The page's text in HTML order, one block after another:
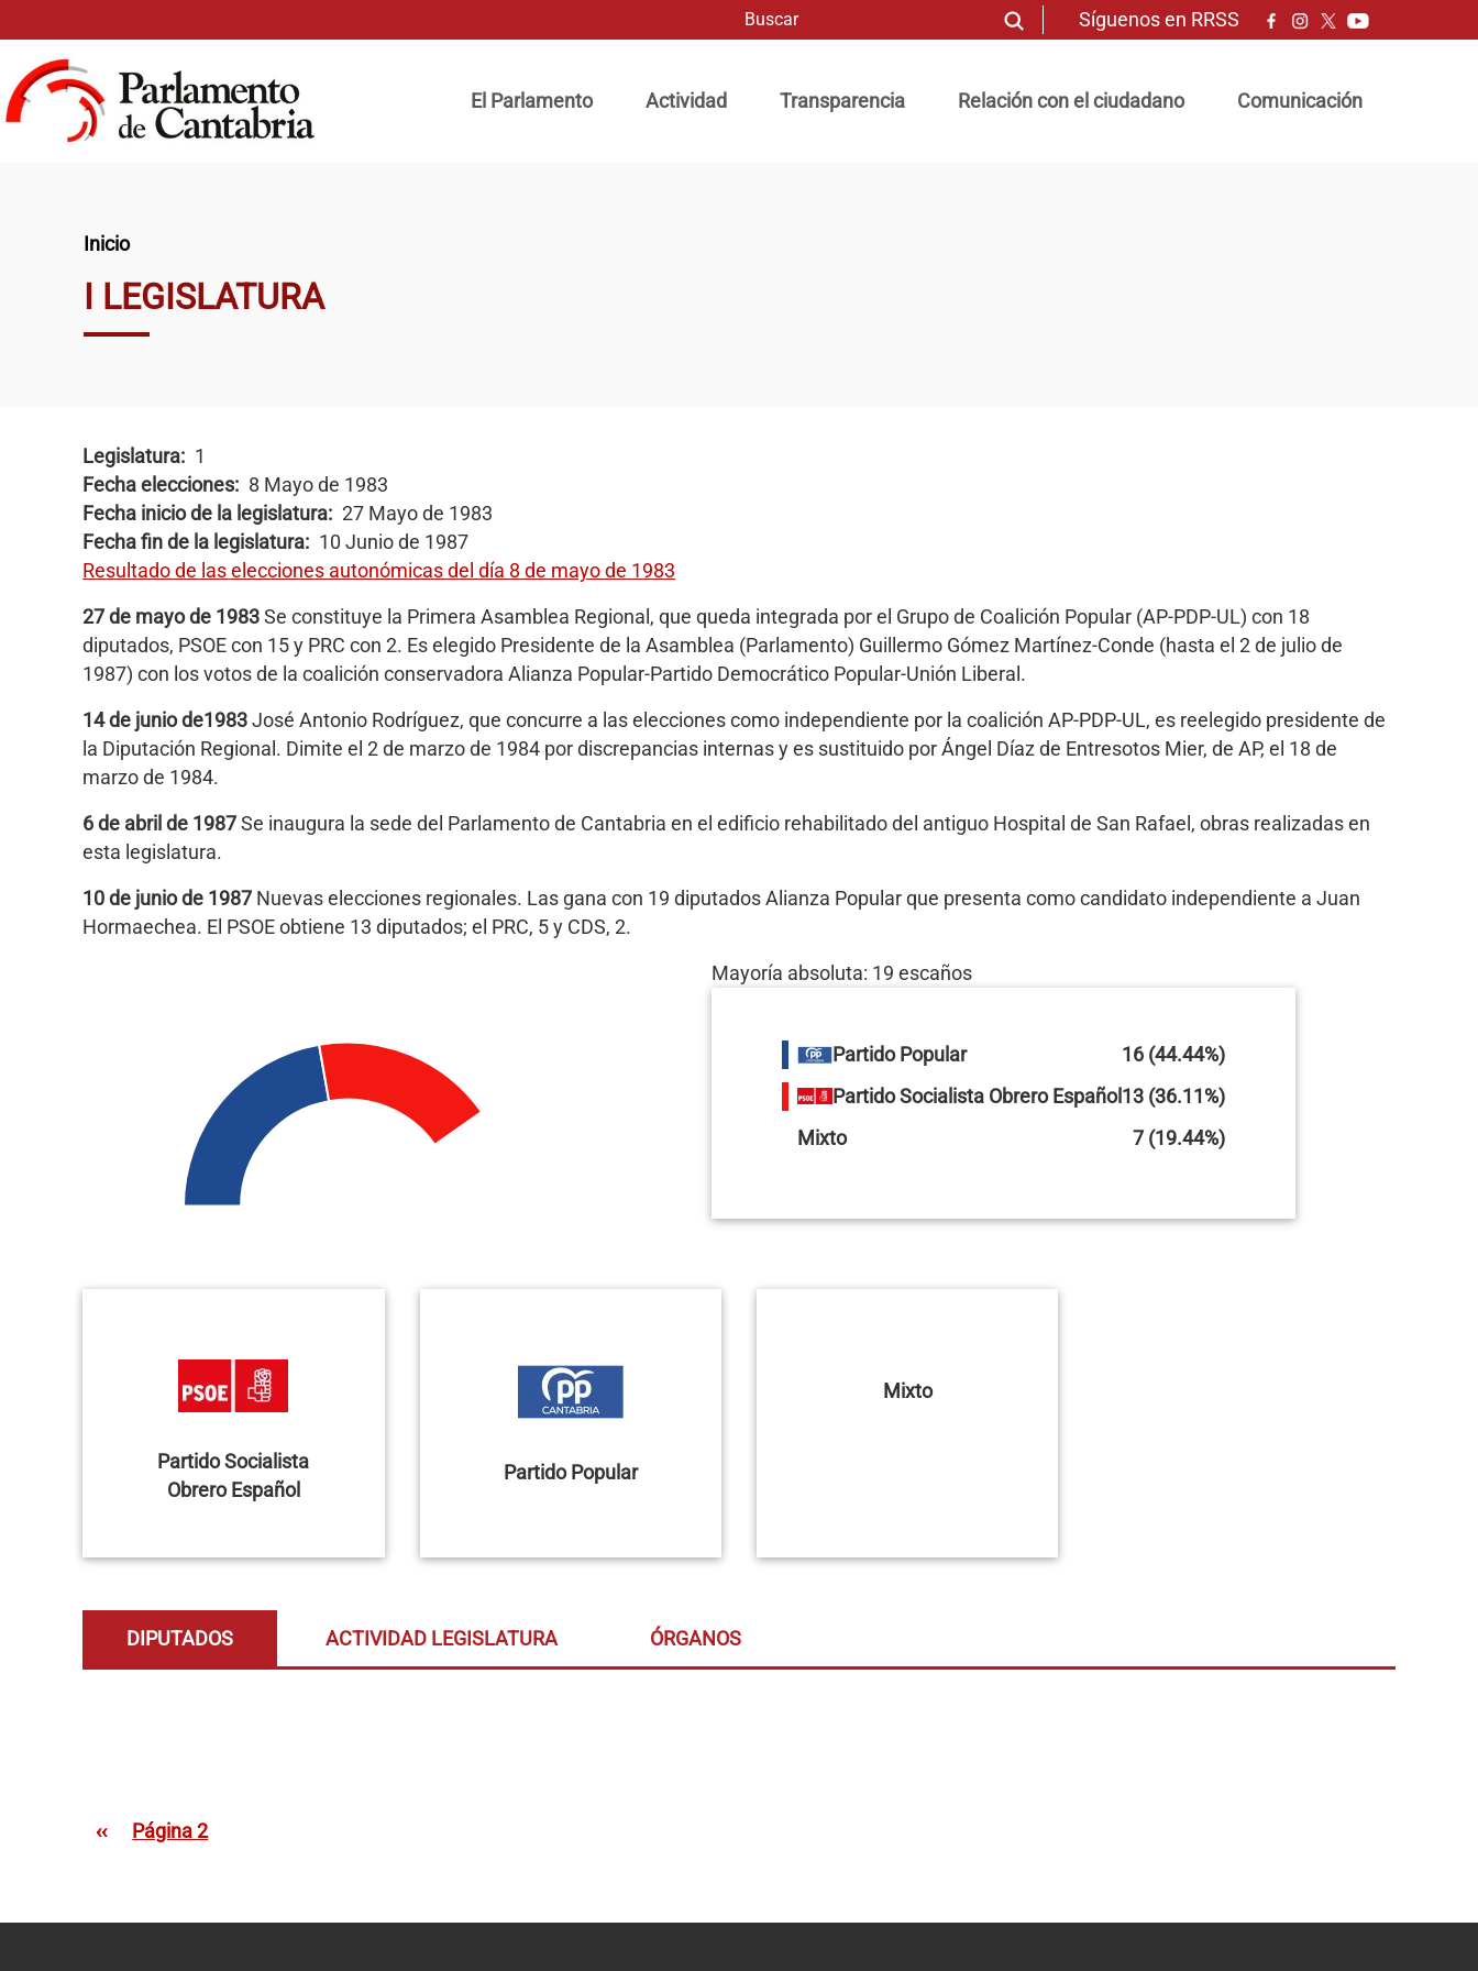
Síguenos en RRSS
El Parlamento
Actividad Transparencia Relación con el ciudadano Comunicación
Ruta de navegación
Inicio
I LEGISLATURA
Legislatura
1
Fecha elecciones
8 Mayo de 1983
Fecha inicio de la legislatura
27 Mayo de 1983
Fecha fin de la legislatura
10 Junio de 1987
Resultado de las elecciones autonómicas del día 8 de mayo de 1983
27 de mayo de 1983 Se constituye la Primera Asamblea Regional, que queda integrada por el Grupo de Coalición Popular (AP-PDP-UL) con 18
diputados, PSOE con 15 y PRC con 2. Es elegido Presidente de la Asamblea (Parlamento) Guillermo Gómez Martínez-Conde (hasta el 2 de julio de
1987) con los votos de la coalición conservadora Alianza Popular-Partido Democrático Popular-Unión Liberal.
14 de junio de1983 José Antonio Rodríguez, que concurre a las elecciones como independiente por la coalición AP-PDP-UL, es reelegido presidente de
la Diputación Regional. Dimite el 2 de marzo de 1984 por discrepancias internas y es sustituido por Ángel Díaz de Entresotos Mier, de AP, el 18 de
marzo de 1984.
6 de abril de 1987 Se inaugura la sede del Parlamento de Cantabria en el edificio rehabilitado del antiguo Hospital de San Rafael, obras realizadas en
esta legislatura.
10 de junio de 1987 Nuevas elecciones regionales. Las gana con 19 diputados Alianza Popular que presenta como candidato independiente a Juan
Hormaechea. El PSOE obtiene 13 diputados; el PRC, 5 y CDS, 2.
Mayoría absoluta: 19 escaños
Partido Popular
16 (44.44%)
Partido Socialista Obrero Español 13 (36.11%)
Mixto
7 (19.44%)
Partido Socialista
Obrero Español
Partido Popular
Mixto
DIPUTADOS ACTIVIDAD LEGISLATURA ÓRGANOS
Página anterior
‹‹ Página 2